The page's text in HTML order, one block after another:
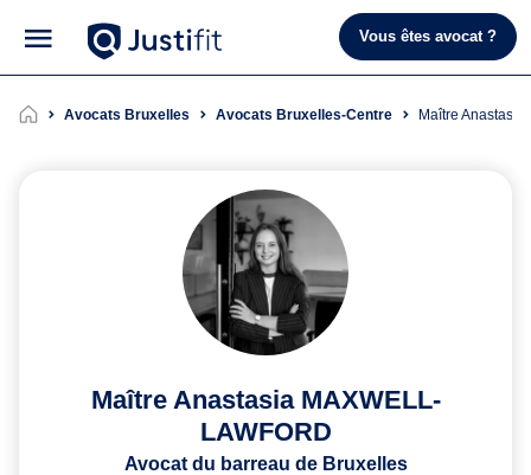
Vous êtes avocat ?
Avocats Bruxelles Avocats Bruxelles-Centre Maître
Maître Anastasia MAXWELL-
LAWFORD
Avocat du barreau de Bruxelles